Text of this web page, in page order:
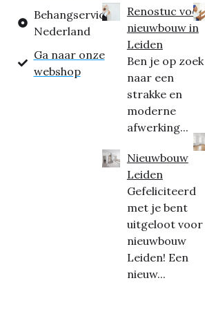
Behangservice
Nederland
Ga naar onze
webshop
Renostuc voor
nieuwbouw in
Leiden
Ben je op zoek
naar een
strakke en
moderne
afwerking...
Nieuwbouw
Leiden
Gefeliciteerd
met je bent
uitgeloot voor
nieuwbouw
Leiden! Een
nieuw...